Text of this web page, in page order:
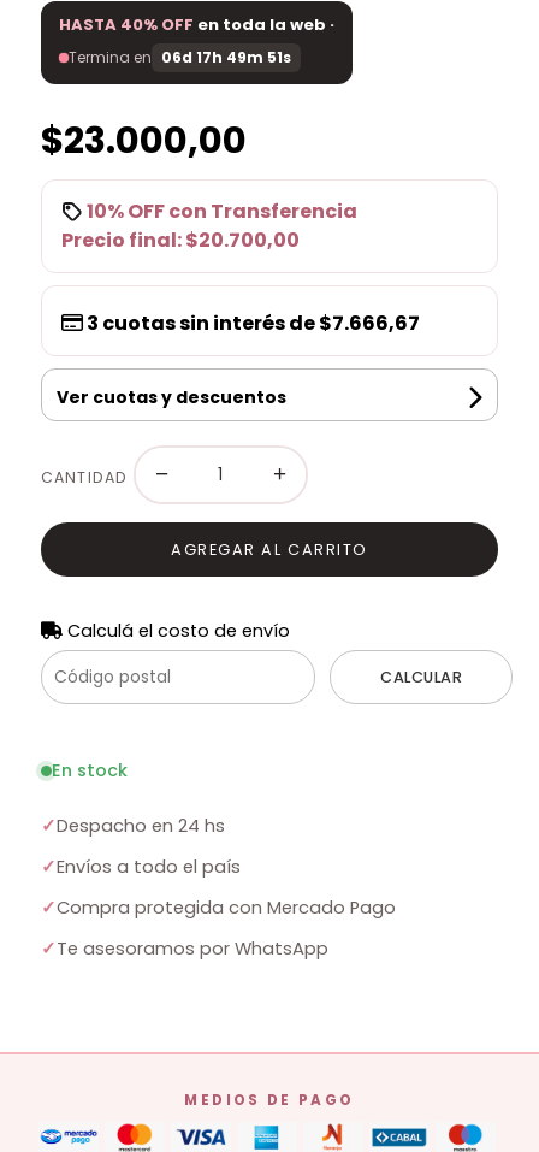
HASTA 40% OFF en toda la web ·
Termina en 06d 17h 49m 51s
$23.000,00
10% OFFcon Transferencia
Precio final:$20.700,00
3 cuotas sin interés de$7.666,67
Ver cuotas y descuentos
CANTIDAD − +
AGREGAR AL CARRITO
Calculá el costo de envío
CALCULAR
En stock
✓Despacho en 24 hs
✓Envíos a todo el país
✓Compra protegida con Mercado Pago
✓Te asesoramos por WhatsApp
MEDIOS DE PAGO